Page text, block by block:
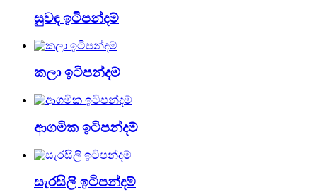
සුවඳ ඉටිපන්දම්
කලා ඉටිපන්දම්
ආගමික ඉටිපන්දම්
සැරසිලි ඉටිපන්දම්